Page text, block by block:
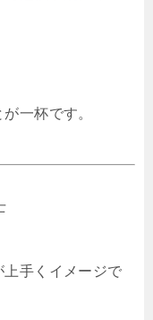
一杯です。
手くイメージで